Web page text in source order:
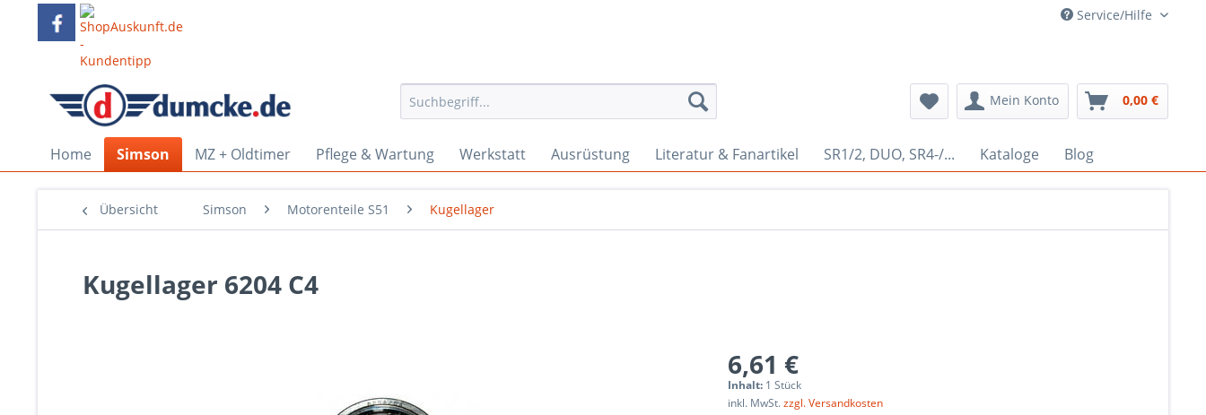
Service/Hilfe
Mein Konto 0,00 €
Home Simson MZ + Oldtimer Pflege & Wartung Werkstatt Ausrüstung Literatur & Fanartikel SR1/2, DUO, SR4-/... Kataloge Blog
Übersicht Simson Motorenteile S51 Kugellager
Kugellager 6204 C4
6,61 €
Inhalt: 1 Stück
inkl. MwSt.zzgl. Versandkosten